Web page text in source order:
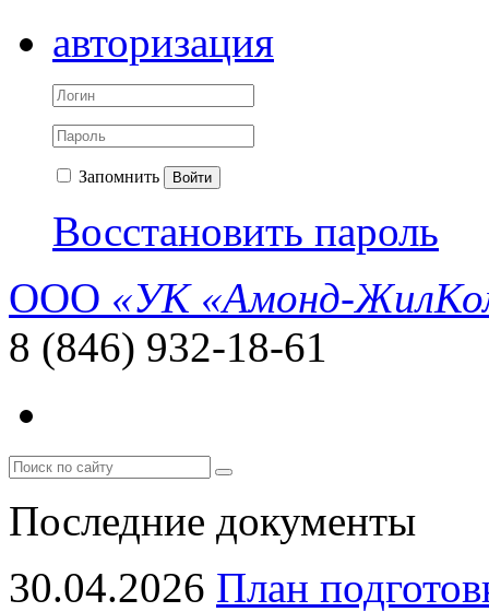
авторизация
Запомнить Войти
Восстановить пароль
ООО «УК «Амонд-
8 (846) 932-18-61
Последние документы
30.04.2026 План